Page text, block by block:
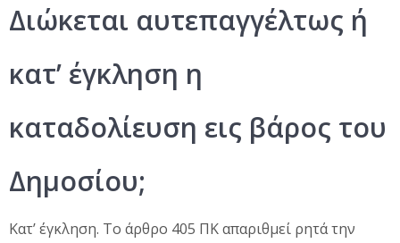
Διώκεται αυτεπαγγέλτως ή
κατ’ έγκληση η
καταδολίευση εις βάρος του
Δημοσίου;
Κατ’ έγκληση. Το άρθρο 405 ΠΚ απαριθμεί ρητά την